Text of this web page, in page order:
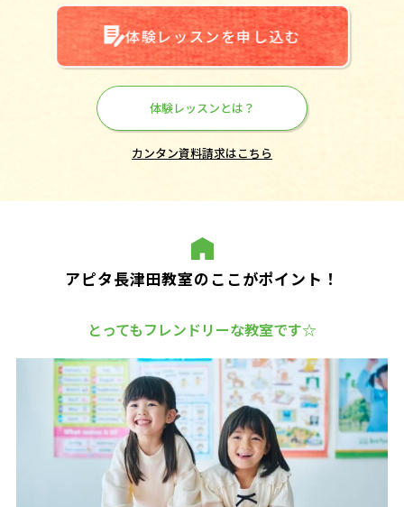
体験レッスンを申し込む
体験レッスンとは？
カンタン資料請求はこちら
アピタ長津田教室のここがポイント！
とってもフレンドリーな教室です☆